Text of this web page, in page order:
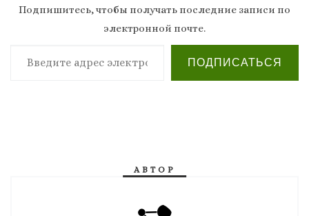
Подпишитесь, чтобы получать последние записи по
электронной почте.
Введите адрес электронной почты…
ПОДПИСАТЬСЯ
АВТОР